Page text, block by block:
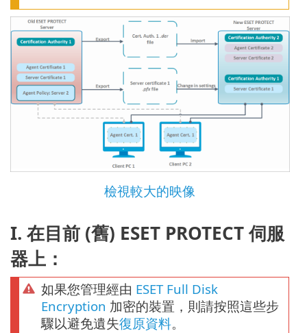
檢視較大的映像
I. 在目前 (舊) ESET PROTECT 伺服
器上：
如果您管理經由 ESET Full Disk
Encryption 加密的裝置，則請按照這些步
驟以避免遺失復原資料。